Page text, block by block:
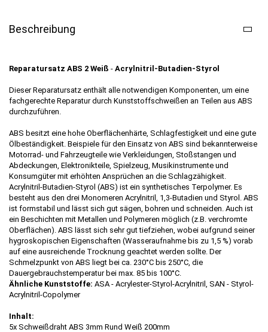
Beschreibung
Reparatursatz ABS 2 Weiß - Acrylnitril-Butadien-Styrol
Dieser Reparatursatz enthält alle notwendigen Komponenten, um eine
fachgerechte Reparatur durch Kunststoffschweißen an Teilen aus ABS
durchzuführen.
ABS besitzt eine hohe Oberflächenhärte, Schlagfestigkeit und eine gute
Ölbeständigkeit. Beispiele für den Einsatz von ABS sind bekannterweise
Motorrad- und Fahrzeugteile wie Verkleidungen, Stoßstangen und
Abdeckungen, Elektronikteile, Spielzeug, Musikinstrumente und
Konsumgüter mit erhöhten Ansprüchen an die Schlagzähigkeit.
Acrylnitril-Butadien-Styrol (ABS) ist ein synthetisches Terpolymer. Es
besteht aus den drei Monomeren Acrylnitril, 1,3-Butadien und Styrol. ABS
ist formstabil und lässt sich gut sägen, bohren und schneiden. Auch ist
ein Beschichten mit Metallen und Polymeren möglich (z.B. verchromte
Oberflächen). ABS lässt sich sehr gut tiefziehen, wobei aufgrund seiner
hygroskopischen Eigenschaften (Wasseraufnahme bis zu 1,5 %) vorab
auf eine ausreichende Trocknung geachtet werden sollte. Der
Schmelzpunkt von ABS liegt bei ca. 230°C bis 250°C, die
Dauergebrauchstemperatur bei max. 85 bis 100°C.
Ähnliche Kunststoffe: ASA - Acrylester-Styrol-Acrylnitril, SAN - Styrol-
Acrylnitril-Copolymer
Inhalt:
5x Schweißdraht ABS 3mm Rund Weiß 200mm